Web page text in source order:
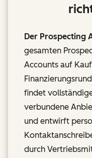
Der Prospecting
gesamten
Accounts auf
findet
verbundene
und entwirft
durch